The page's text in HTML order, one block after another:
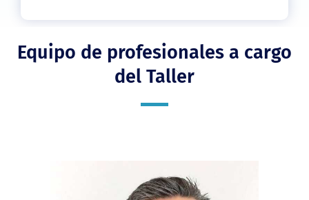
Equipo de profesionales a cargo
del Taller